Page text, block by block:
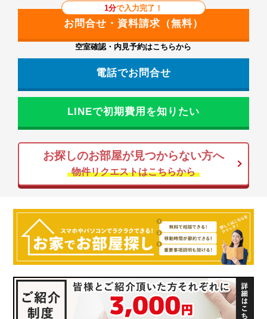
1分で入力完了！
空室確認・内見予約はこちらから
電話でお問合せ
LINEで初期費用を知りたい
お探しのお部屋が見つからない方へ
物件リクエストはこちらから